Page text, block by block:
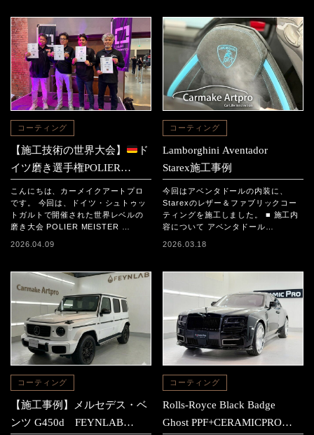
コーティング
【施工技術の世界大会】
ド
イツ磨き選手権POLIER
MEISTER SCHAFT2025に参
加｜日本チームの結果と現地
レポート
こんにちは、カーメイクアートプロ
です。 今回は、ドイツ・シュトゥッ
トガルトで開催された世界レベルの
磨き大会 POLIER MEISTER …
2026.04.09
コーティング
Lamborghini Aventador
Starex施工事例
今回はアベンタドールの内装に、
Starexのレザー＆ファブリックコー
ティングを施工しました。 ■ 施工内
容について アベンタドール…
2026.03.18
コーティング
【施工事例】メルセデス・ベ
ンツ G450d FEYNLAB
コーティング
Rolls-Royce Black Badge
Ghost PPF+CERAMICPRO